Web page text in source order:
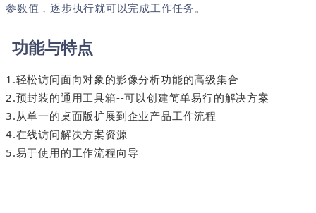
参数值，逐步执行就可以完成工作任务。
功能与特点
1.轻松访问面向对象的影像分析功能的高级集合
2.预封装的通用工具箱--可以创建简单易行的解决方案
3.从单一的桌面版扩展到企业产品工作流程
4.在线访问解决方案资源
5.易于使用的工作流程向导